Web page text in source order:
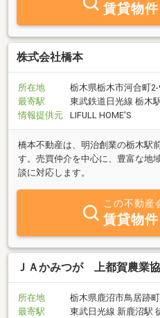
賃貸物
株式会社橋本
所在地
栃木県栃木市河合町2-
最寄駅
東武鉄道日光線 栃木
情報提供元
LIFULL HOME'S
橋本不動産は、明治創業の栃木駅
す。売買仲介を中心に、豊富な地
談に対応します。
この不動産
賃貸物
ＪＡかみつが 上都賀農業
所在地
栃木県鹿沼市鳥居跡
最寄駅
東武日光線 新鹿沼駅